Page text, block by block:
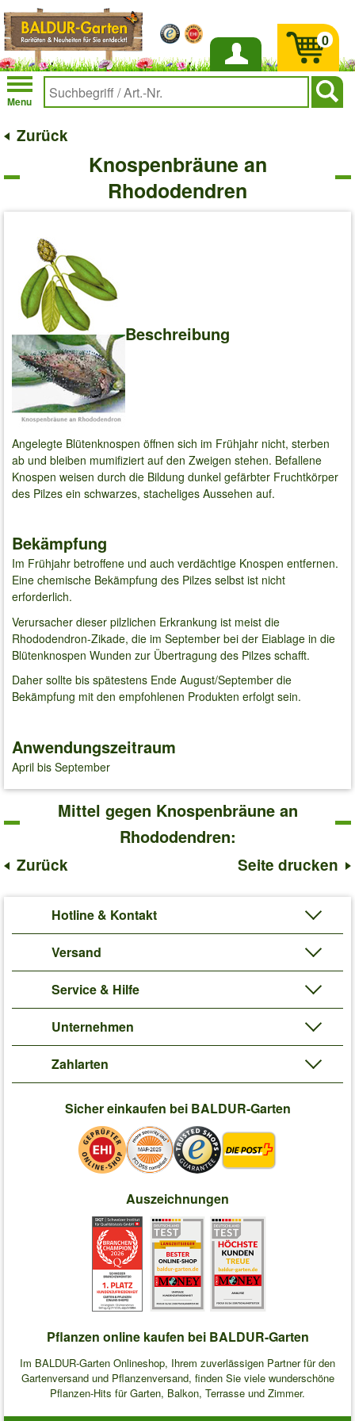
Anmelden
Menu
0
Zurück
Knospenbräune an
Rhododendren
Beschreibung
Angelegte Blütenknospen öffnen sich im Frühjahr nicht, sterben
ab und bleiben mumifiziert auf den Zweigen stehen. Befallene
Knospen weisen durch die Bildung dunkel gefärbter Fruchtkörper
des Pilzes ein schwarzes, stacheliges Aussehen auf.
Bekämpfung
Im Frühjahr betroffene und auch verdächtige Knospen entfernen.
Eine chemische Bekämpfung des Pilzes selbst ist nicht
erforderlich.
Verursacher dieser pilzlichen Erkrankung ist meist die
Rhododendron-Zikade, die im September bei der Eiablage in die
Blütenknospen Wunden zur Übertragung des Pilzes schafft.
Daher sollte bis spätestens Ende August/September die
Bekämpfung mit den empfohlenen Produkten erfolgt sein.
Anwendungszeitraum
April bis September
Mittel gegen Knospenbräune an
Rhododendren:
Zurück Seite drucken
Hotline & Kontakt
Versand
Service & Hilfe
Unternehmen
Zahlarten
Sicher einkaufen bei BALDUR-Garten
Auszeichnungen
Pflanzen online kaufen bei BALDUR-Garten
Im BALDUR-Garten Onlineshop, Ihrem zuverlässigen Partner für den
Gartenversand und Pflanzenversand, finden Sie viele wunderschöne
Pflanzen-Hits für Garten, Balkon, Terrasse und Zimmer.